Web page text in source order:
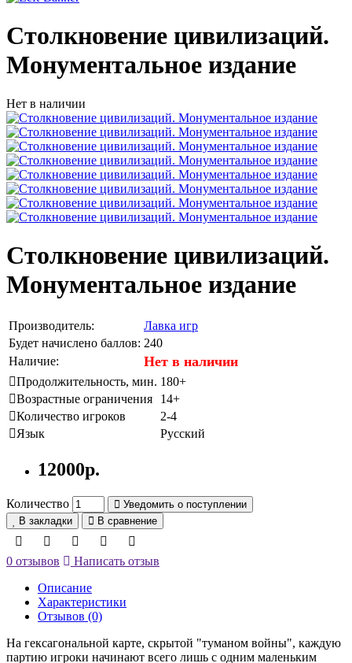
Столкновение цивилизаций.
Монументальное издание
Нет в наличии
Столкновение цивилизаций.
Монументальное издание
Производитель:
Лавка игр
Будет начислено баллов: 240
Наличие:
Нет в наличии
Продолжительность, мин. 180+
Возрастные ограничения
14+
Количество игроков
2-4
Язык
Русский
12000р.
Количество
Уведомить о поступлении
В закладки
В сравнение
0 отзывов
Написать отзыв
Описание
Характеристики
Отзывов (0)
На гексагональной карте, скрытой "туманом войны", каждую
партию игроки начинают всего лишь с одним маленьким